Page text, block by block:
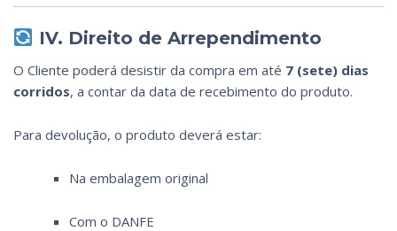
IV. Direito de Arrependimento
O Cliente poderá desistir da compra em até 7 (sete) dias
corridos, a contar da data de recebimento do produto.
Para devolução, o produto deverá estar:
Na embalagem original
Com o DANFE